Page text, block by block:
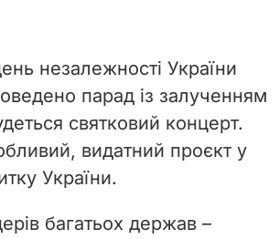
незалежності України
парад із залученням
святковий концерт.
видатний проєкт у
України.
багатьох держав –